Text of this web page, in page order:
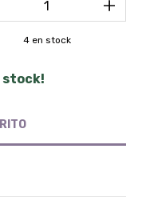
4en stock
stock!